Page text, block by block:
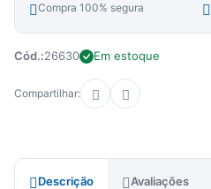
Compra 100% segura
Cód.:26630 Em estoque
Compartilhar:
Descrição Avaliações